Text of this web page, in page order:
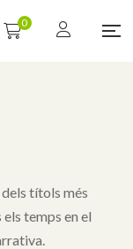
0
dels títols més
temps en el